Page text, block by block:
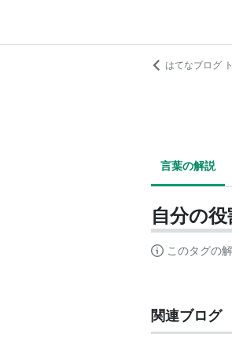
はてなブログ
言葉の解説
自分の役
このタグの
関連ブログ